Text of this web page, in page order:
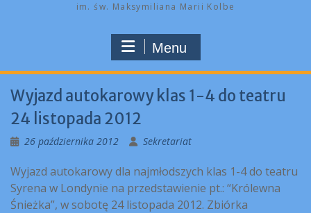
im. św. Maksymiliana Marii Kolbe
Menu
Wyjazd autokarowy klas 1-4 do teatru
24 listopada 2012
26 października 2012 Sekretariat
Wyjazd autokarowy dla najmłodszych klas 1-4 do teatru
Syrena w Londynie na przedstawienie pt.: “Królewna
Śnieżka”, w sobotę 24 listopada 2012. Zbiórka